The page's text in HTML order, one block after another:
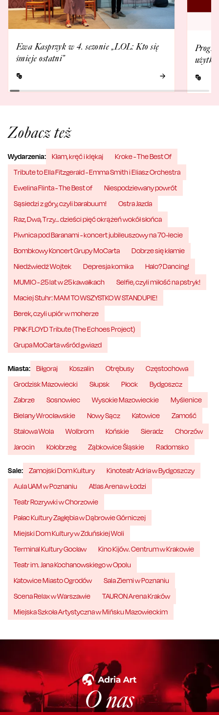
Ewa Kasprzyk w 4. sezonie „LOL: Kto się
śmieje ostatni”
Zobacz też
Wydarzenia: Kłam, kręć i klękaj
Kroke - The Best Of
Tribute to Ella Fitzgerald - Emma Smith i Eliasz Orchestra
Ewelina Flinta - The Best of
Niespodziewany powrót
Sąsiedzi z góry, czyli barabuum!
Ostra Jazda
Raz, Dwa, Trzy… dzieści pięć okrążeń wokół słońca
Piwnica pod Baranami - koncert jubileuszowy na 70-lecie
Bombkowy Koncert Grupy MoCarta
Dobrze się kłamie
Niedźwiedź Wojtek
Depresja komika
Halo? Dancing!
MUMIO - 25 lat w 25 kawałkach
Selfie, czyli miłość na pstryk!
Maciej Stuhr: MAM TO WSZYSTKO W STANDUPIE!
Berek, czyli upiór w moherze
PINK FLOYD Tribute (The Echoes Project)
Grupa MoCarta wśród gwiazd
Miasta: Biłgoraj Koszalin Otrębusy
Częstochowa
Grodzisk Mazowiecki
Słupsk Płock
Bydgoszcz
Zabrze
Sosnowiec Wysokie Mazowieckie
Myślenice
Bielany Wrocławskie
Nowy Sącz Katowice
Zamość
Stalowa Wola
Wolbrom Końskie Sieradz
Chorzów
Jarocin
Kołobrzeg Ząbkowice Śląskie Radomsko
Sale: Zamojski Dom Kultury
Kinoteatr Adria w Bydgoszczy
Aula UAM w Poznaniu
Atlas Arena w Łodzi
Teatr Rozrywki w Chorzowie
Pałac Kultury Zagłębia w Dąbrowie Górniczej
Miejski Dom Kultury w Zduńskiej Woli
Terminal Kultury Gocław
Kino Kijów. Centrum w Krakowie
Teatr im. Jana Kochanowskiego w Opolu
Katowice Miasto Ogrodów
Sala Ziemi w Poznaniu
Scena Relax w Warszawie
TAURON Arena Kraków
Miejska Szkoła Artystyczna w Mińsku Mazowieckim
O nas